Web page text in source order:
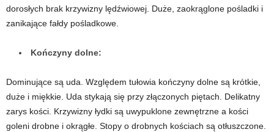
dorosłych brak krzywizny lędźwiowej. Duże, zaokrąglone pośladki i
zanikające fałdy pośladkowe.
Kończyny dolne:
Dominujące są uda. Względem tułowia kończyny dolne są krótkie,
duże i miękkie. Uda stykają się przy złączonych piętach. Delikatny
zarys kości. Krzywizny łydki są uwypuklone zewnętrzne a kości
goleni drobne i okrągłe. Stopy o drobnych kościach są otłuszczone.